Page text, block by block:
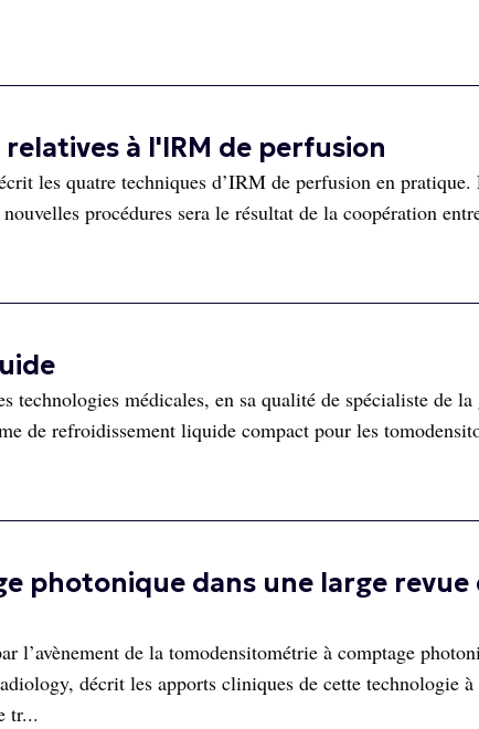
à l'IRM de perfusion
les quatre techniques d’IRM de perfusion en pratique.
procédures sera le résultat de la coopération
technologies médicales, en sa qualité de spécialiste de la
de refroidissement liquide compact pour les
photonique dans une large revue
l’avènement de la tomodensitométrie à comptage
décrit les apports cliniques de cette technologie à
tr...